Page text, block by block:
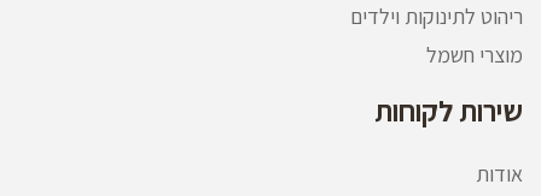
ריהוט לתינוקות וילדים
מוצרי חשמל
שירות לקוחות
אודות